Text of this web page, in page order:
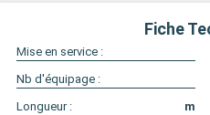
Fiche
Mise en service :
Nb d'équipage :
Longueur :
m